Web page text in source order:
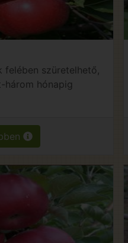
szüretelhető,
három hónapig